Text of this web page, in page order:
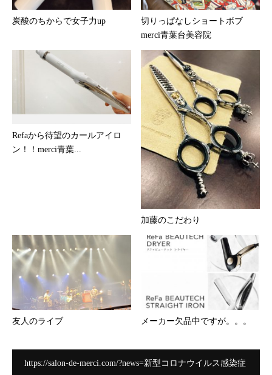
炭酸のちからで女子力up
切りっぱなしショートボブ
merci青葉台美容院
Refaから待望のカールアイロ
ン！！merci青葉...
加藤のこだわり
友人のライブ メーカー欠品中ですが。。。
https://salon-de-merci.com/?news=新型コロナウイルス感染症